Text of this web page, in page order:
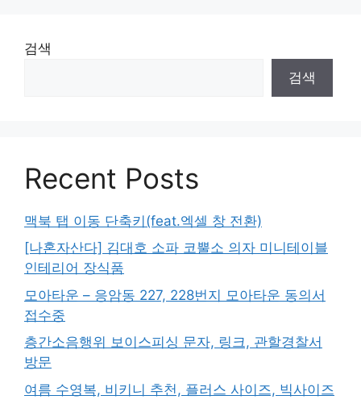
검색
검색
Recent Posts
맥북 탭 이동 단축키(feat.엑셀 창 전환)
[나혼자산다] 김대호 소파 코뿔소 의자 미니테이블
인테리어 장식품
모아타운 – 응암동 227, 228번지 모아타운 동의서
접수중
층간소음행위 보이스피싱 문자, 링크, 관할경찰서
방문
여름 수영복, 비키니 추천, 플러스 사이즈, 빅사이즈